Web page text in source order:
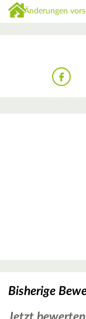
Änderungen
Bisherige